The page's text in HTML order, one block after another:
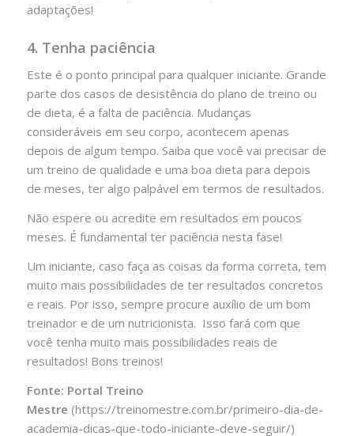
adaptações!
4. Tenha paciência
Este é o ponto principal para qualquer iniciante. Grande
parte dos casos de desistência do plano de treino ou
de dieta, é a falta de paciência. Mudanças
consideráveis em seu corpo, acontecem apenas
depois de algum tempo. Saiba que você vai precisar de
um treino de qualidade e uma boa dieta para depois
de meses, ter algo palpável em termos de resultados.
Não espere ou acredite em resultados em poucos
meses. É fundamental ter paciência nesta fase!
Um iniciante, caso faça as coisas da forma correta, tem
muito mais possibilidades de ter resultados concretos
e reais. Por isso, sempre procure auxílio de um bom
treinador e de um nutricionista. Isso fará com que
você tenha muito mais possibilidades reais de
resultados! Bons treinos!
Fonte: Portal Treino
Mestre (https://treinomestre.com.br/primeiro-dia-de-
academia-dicas-que-todo-iniciante-deve-seguir/)